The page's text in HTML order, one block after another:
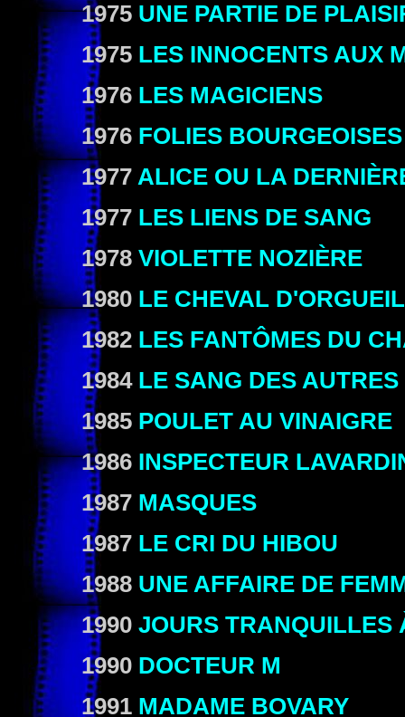
1975 UNE PARTIE DE
1975 LES INNOCENTS AUX
1976 LES MAGICIENS
1976 FOLIES BOURGEOISES
1977 ALICE OU LA
1977 LES LIENS DE SANG
1978 VIOLETTE NOZIÈRE
1980 LE CHEVAL D'ORGUEIL
1982 LES FANTÔMES DU
1984 LE SANG DES AUTRES
1985 POULET AU VINAIGRE
1986 INSPECTEUR
1987 MASQUES
1987 LE CRI DU HIBOU
1988 UNE AFFAIRE DE
1990 JOURS TRANQUILLES
1990 DOCTEUR M
1991 MADAME BOVARY